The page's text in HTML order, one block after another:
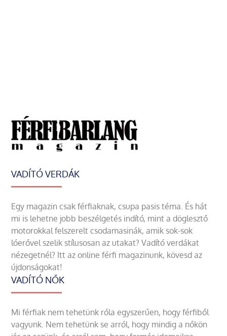
VADÍTÓ VERDÁK
Egy magazin csak férfiaknak, csupa pasis téma. És hát
mi is lehetne jobb beszélgetés indító, mint a döglesztő
motorokkal felszerelt csodamasinák, amik sok-sok
lóerővel szelik stílusosan az utakat? Vadító verdákat
nézegetnél? Itt az online férfi magazinunk, kövesd az
újdonságokat!
VADÍTÓ NŐK
Mi férfiak nem tehetünk róla egyszerűen, hogy férfiből
vagyunk. Nem tehetünk se arról, hogy mindig a nőkön